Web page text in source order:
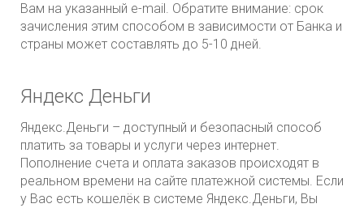
Вам на указанный e-mail. Обратите внимание: срок
зачисления этим способом в зависимости от Банка и
страны может составлять до 5-10 дней.
Яндекс Деньги
Яндекс.Деньги – доступный и безопасный способ
платить за товары и услуги через интернет.
Пополнение счета и оплата заказов происходят в
реальном времени на сайте платежной системы. Если
у Вас есть кошелёк в системе Яндекс.Деньги, Вы